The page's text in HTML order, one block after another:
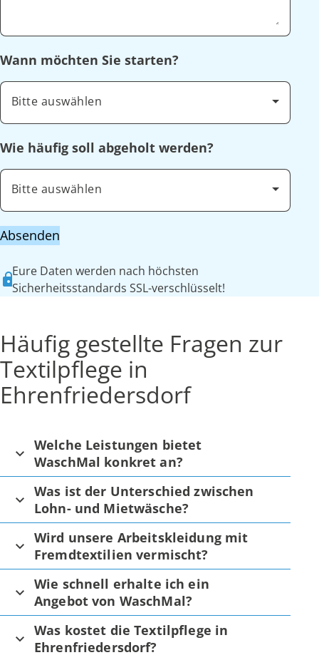
Wann möchten Sie starten?
Bitte auswählen
Wie häufig soll abgeholt werden?
Bitte auswählen
Absenden
Eure Daten werden nach höchsten
Sicherheitsstandards SSL-verschlüsselt!
Häufig gestellte Fragen zur
Textilpflege in
Ehrenfriedersdorf
Welche Leistungen bietet
WaschMal konkret an?
Was ist der Unterschied zwischen
Lohn- und Mietwäsche?
Wird unsere Arbeitskleidung mit
Fremdtextilien vermischt?
Wie schnell erhalte ich ein
Angebot von WaschMal?
Was kostet die Textilpflege in
Ehrenfriedersdorf?